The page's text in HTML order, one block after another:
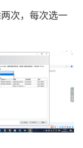
次，每次选一